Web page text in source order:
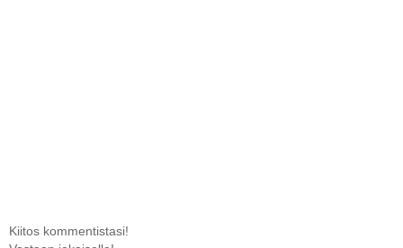
Kiitos kommentistasi!